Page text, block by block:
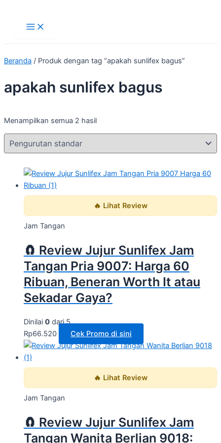
konten
Beranda / Produk dengan tag “apakah sunlifex bagus”
apakah sunlifex bagus
Menampilkan semua 2 hasil
🔥 Lihat Review
Jam Tangan
🧲 Review Jujur Sunlifex Jam
Tangan Pria 9007: Harga 60
Ribuan, Beneran Worth It atau
Sekadar Gaya?
Dinilai 0 dari 5
Rp66.520 Cek Promo di sini
🔥 Lihat Review
Jam Tangan
🧲 Review Jujur Sunlifex Jam
Tangan Wanita Berlian 9018: